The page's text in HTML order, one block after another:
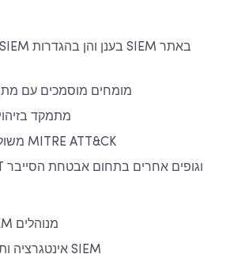
מומחים מוסמכים עם מתן
מתמקד
משולב עם מסגרות כמו MITRE ATT&CK
מוכר על ידי CREST וגופים אחרים בתחום אבטחת הסייבר
ניטור והתראות SIEM מנוהלים
אינטגרציה ותמיכה בפלטפורמת SIEM